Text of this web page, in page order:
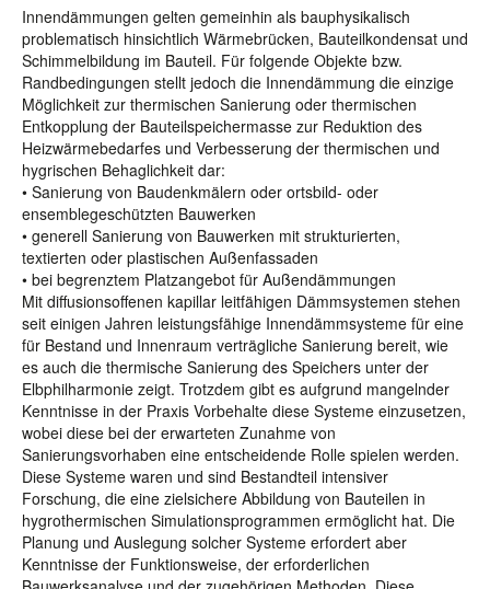
Innendämmungen gelten gemeinhin als bauphysikalisch
problematisch hinsichtlich Wärmebrücken, Bauteilkondensat und
Schimmelbildung im Bauteil. Für folgende Objekte bzw.
Randbedingungen stellt jedoch die Innendämmung die einzige
Möglichkeit zur thermischen Sanierung oder thermischen
Entkopplung der Bauteilspeichermasse zur Reduktion des
Heizwärmebedarfes und Verbesserung der thermischen und
hygrischen Behaglichkeit dar:
• Sanierung von Baudenkmälern oder ortsbild- oder
ensemblegeschützten Bauwerken
• generell Sanierung von Bauwerken mit strukturierten,
textierten oder plastischen Außenfassaden
• bei begrenztem Platzangebot für Außendämmungen
Mit diffusionsoffenen kapillar leitfähigen Dämmsystemen stehen
seit einigen Jahren leistungsfähige Innendämmsysteme für eine
für Bestand und Innenraum verträgliche Sanierung bereit, wie
es auch die thermische Sanierung des Speichers unter der
Elbphilharmonie zeigt. Trotzdem gibt es aufgrund mangelnder
Kenntnisse in der Praxis Vorbehalte diese Systeme einzusetzen,
wobei diese bei der erwarteten Zunahme von
Sanierungsvorhaben eine entscheidende Rolle spielen werden.
Diese Systeme waren und sind Bestandteil intensiver
Forschung, die eine zielsichere Abbildung von Bauteilen in
hygrothermischen Simulationsprogrammen ermöglicht hat. Die
Planung und Auslegung solcher Systeme erfordert aber
Kenntnisse der Funktionsweise, der erforderlichen